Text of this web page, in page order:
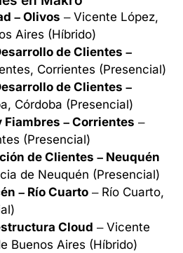
– Olivos – Vicente López,
Aires (Híbrido)
de Clientes –
Corrientes (Presencial)
de Clientes –
Córdoba (Presencial)
– Corrientes –
(Presencial)
de Clientes – Neuquén
de Neuquén (Presencial)
– Río Cuarto – Río Cuarto,
Cloud – Vicente
Buenos Aires (Híbrido)